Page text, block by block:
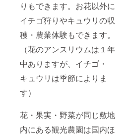
りもできます。お花以外に
イチゴ狩りやキュウリの収
穫・農業体験もできます。
（花のアンスリウムは１年
中ありますが、イチゴ・
キュウリは季節によりま
す）
花・果実・野菜が同じ敷地
内にある観光農園は国内ほ